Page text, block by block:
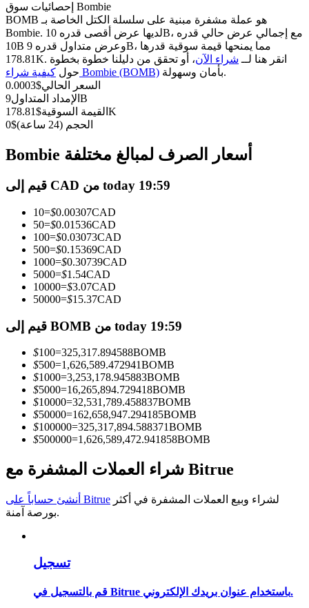
نسخ التداول
انضم إلى أفضل المتداولين
كن متداول نسخ
استمتع بتقاسم الأرباح وعمولات نسخ التداول
معلومة
تحليل البيانات الضخمة بما في ذلك المعلومات التجارية، وما
إلى ذلك.
إحصائيات سوق Bombie
BOMB هو عملة مشفرة مبنية على سلسلة الكتل الخاصة بـ
Bombie. لديها عرض أقصى قدره 10B، مع إجمالي عرض حالي قدره
10B وعرض متداول قدره 9B، مما يمنحها قيمة سوقية قدرها
178.81K. انقر هنا لــ شراء الآن، أو تحقق من دليلنا خطوة بخطوة
حول كيفية شراء Bombie (BOMB)
بأمان وسهولة.
السعر الحالي$
0.0003
الإمداد المتداول 9B
القيمة السوقية$
178.81K
الحجم (24 ساعة)
$
0
Bombie أسعار الصرف لمبالغ مختلفة
قيم إلى CAD من today 19:59
10=$0.00307CAD
50=$0.01536CAD
100=$0.03073CAD
500=$0.15369CAD
1000=$0.30739CAD
5000=$1.54CAD
10000=$3.07CAD
50000=$15.37CAD
قيم إلى BOMB من today 19:59
$100=325,317.894588BOMB
$500=1,626,589.472941BOMB
$1000=3,253,178.945883BOMB
$5000=16,265,894.729418BOMB
$10000=32,531,789.458837BOMB
$50000=162,658,947.294185BOMB
$100000=325,317,894.588371BOMB
$500000=1,626,589,472.941858BOMB
شراء العملات المشفرة مع Bitrue
أنشئ حساباً على Bitrue
بورصة آمنة.
تسجيل
قم بالتسجيل في Bitrue باستخدام عنوان بريدك الإلكتروني.